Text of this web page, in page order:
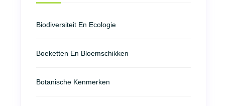
Biodiversiteit En Ecologie
Boeketten En Bloemschikken
Botanische Kenmerken